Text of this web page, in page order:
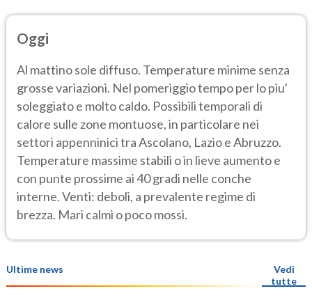
Oggi
Al mattino sole diffuso. Temperature minime senza
grosse variazioni. Nel pomeriggio tempo per lo piu'
soleggiato e molto caldo. Possibili temporali di
calore sulle zone montuose, in particolare nei
settori appenninici tra Ascolano, Lazio e Abruzzo.
Temperature massime stabili o in lieve aumento e
con punte prossime ai 40 gradi nelle conche
interne. Venti: deboli, a prevalente regime di
brezza. Mari calmi o poco mossi.
Ultime news
Vedi
tutte